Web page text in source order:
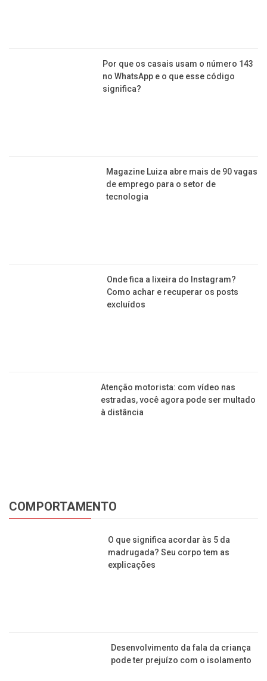
Por que os casais usam o número 143
no WhatsApp e o que esse código
significa?
Magazine Luiza abre mais de 90 vagas
de emprego para o setor de
tecnologia
Onde fica a lixeira do Instagram?
Como achar e recuperar os posts
excluídos
Atenção motorista: com vídeo nas
estradas, você agora pode ser multado
à distância
COMPORTAMENTO
O que significa acordar às 5 da
madrugada? Seu corpo tem as
explicações
Desenvolvimento da fala da criança
pode ter prejuízo com o isolamento